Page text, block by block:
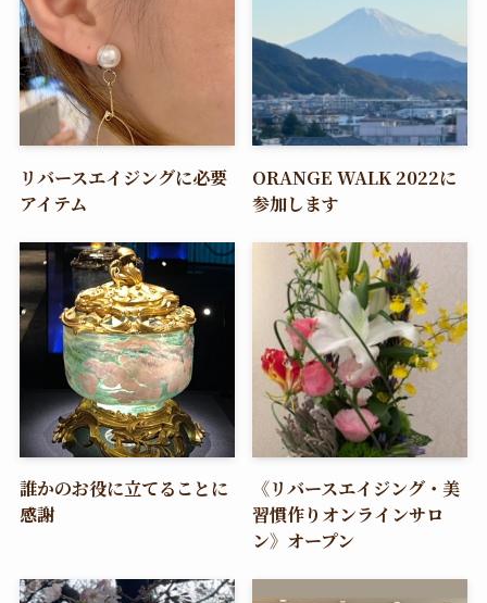
リバースエイジングに必要
アイテム
ORANGE WALK 2022に
参加します
誰かのお役に立てることに
感謝
《リバースエイジング・美
習慣作りオンラインサロ
ン》オープン